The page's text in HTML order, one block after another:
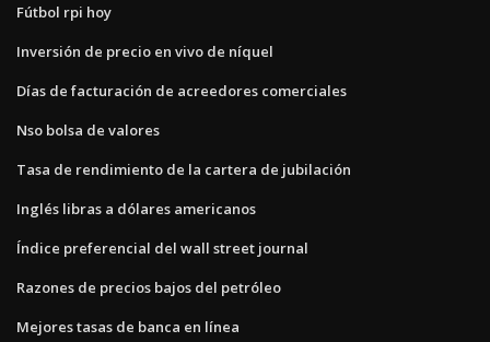
Fútbol rpi hoy
Inversión de precio en vivo de níquel
Días de facturación de acreedores comerciales
Nso bolsa de valores
Tasa de rendimiento de la cartera de jubilación
Inglés libras a dólares americanos
Índice preferencial del wall street journal
Razones de precios bajos del petróleo
Mejores tasas de banca en línea